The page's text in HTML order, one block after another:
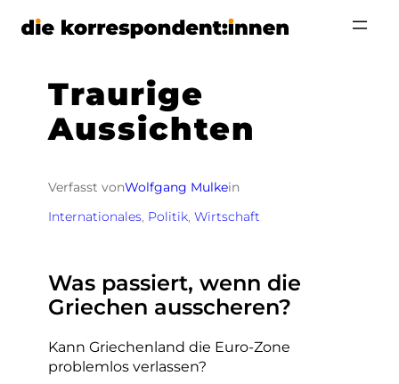
Zum
Traurige
Aussichten
Verfasst vonWolfgang Mulkein
Internationales, Politik, Wirtschaft
Was passiert, wenn die
Griechen ausscheren?
Kann Griechenland die Euro-Zone
problemlos verlassen?